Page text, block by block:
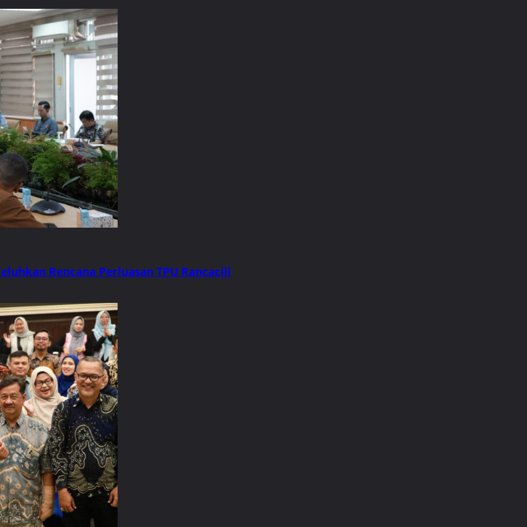
Rencana Perluasan TPU Rancacili